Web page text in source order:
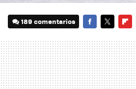
189 comentarios